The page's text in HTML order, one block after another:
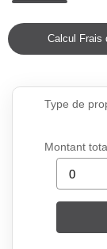
Calcul Frais